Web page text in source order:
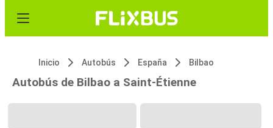
Inicio Autobús España Bilbao
Autobús de Bilbao a Saint-Étienne